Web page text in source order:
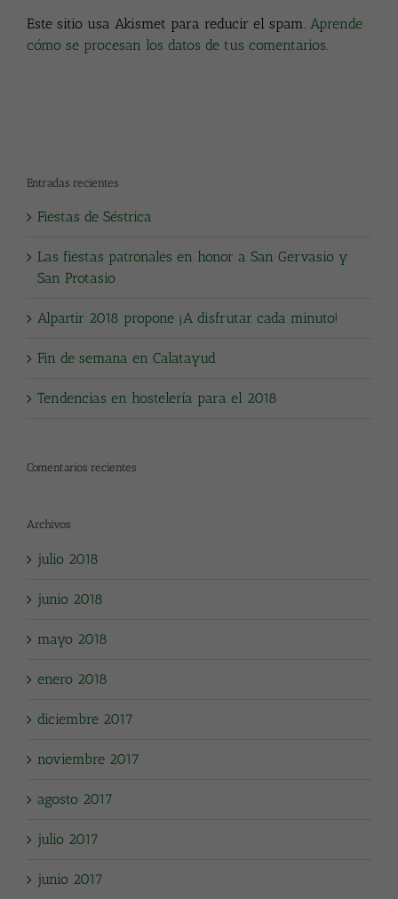
Este sitio usa Akismet para reducir el spam. Aprende
cómo se procesan los datos de tus comentarios.
Entradas recientes
Fiestas de Séstrica
Las fiestas patronales en honor a San Gervasio y
San Protasio
Alpartir 2018 propone ¡A disfrutar cada minuto!
Fin de semana en Calatayud
Tendencias en hostelería para el 2018
Comentarios recientes
Archivos
julio 2018
junio 2018
mayo 2018
enero 2018
diciembre 2017
noviembre 2017
agosto 2017
julio 2017
junio 2017